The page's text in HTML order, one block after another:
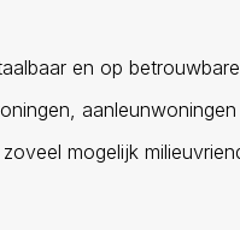
en op
mogelijk